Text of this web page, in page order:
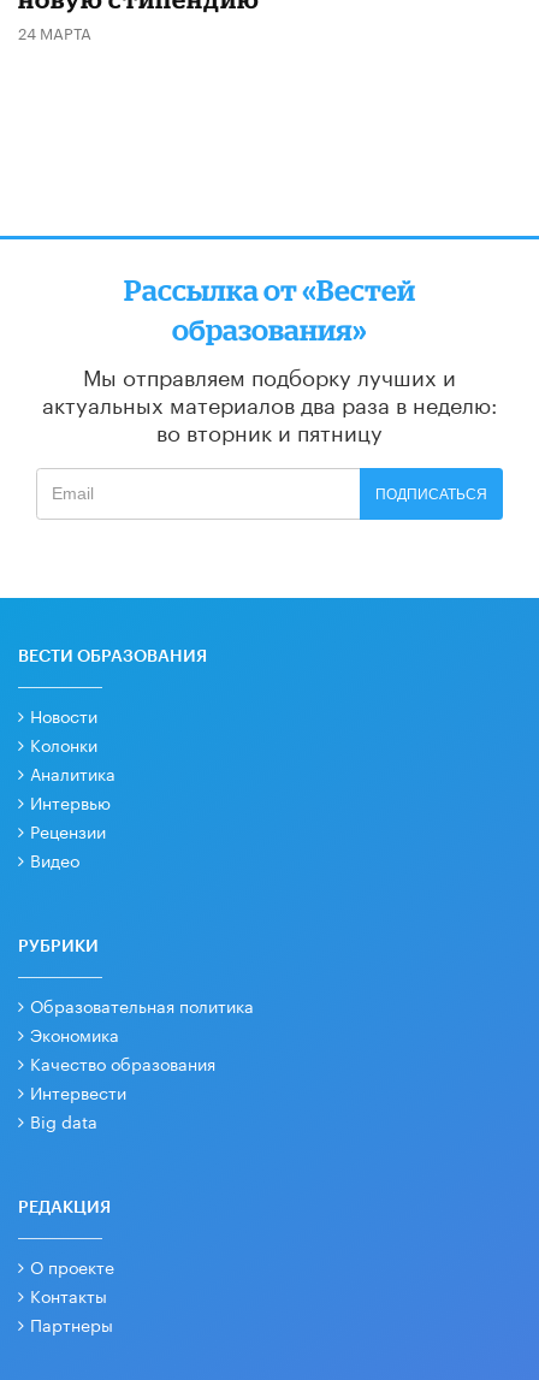
24 МАРТА
Рассылка от «Вестей
образования»
Мы отправляем подборку лучших и
актуальных материалов два раза в неделю:
во вторник и пятницу
ПОДПИСАТЬСЯ
ВЕСТИ ОБРАЗОВАНИЯ
Новости
Колонки
Аналитика
Интервью
Рецензии
Видео
РУБРИКИ
Образовательная политика
Экономика
Качество образования
Интервести
Big data
РЕДАКЦИЯ
О проекте
Контакты
Партнеры